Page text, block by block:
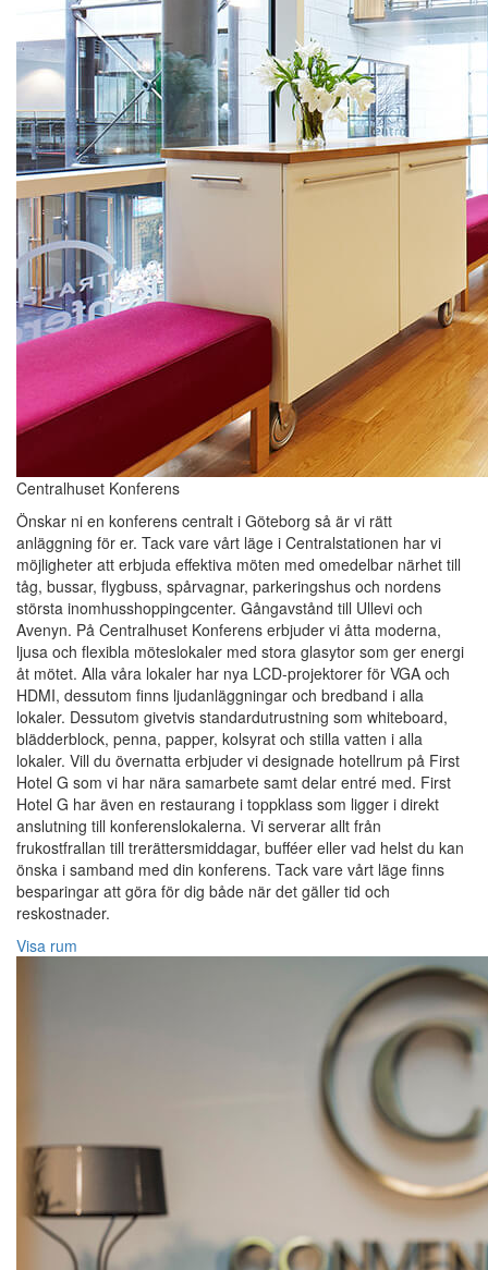
Centralhuset Konferens
Önskar ni en konferens centralt i Göteborg så är vi rätt
anläggning för er. Tack vare vårt läge i Centralstationen har vi
möjligheter att erbjuda effektiva möten med omedelbar närhet till
tåg, bussar, flygbuss, spårvagnar, parkeringshus och nordens
största inomhusshoppingcenter. Gångavstånd till Ullevi och
Avenyn. På Centralhuset Konferens erbjuder vi åtta moderna,
ljusa och flexibla möteslokaler med stora glasytor som ger energi
åt mötet. Alla våra lokaler har nya LCD-projektorer för VGA och
HDMI, dessutom finns ljudanläggningar och bredband i alla
lokaler. Dessutom givetvis standardutrustning som whiteboard,
blädderblock, penna, papper, kolsyrat och stilla vatten i alla
lokaler. Vill du övernatta erbjuder vi designade hotellrum på First
Hotel G som vi har nära samarbete samt delar entré med. First
Hotel G har även en restaurang i toppklass som ligger i direkt
anslutning till konferenslokalerna. Vi serverar allt från
frukostfrallan till trerättersmiddagar, bufféer eller vad helst du kan
önska i samband med din konferens. Tack vare vårt läge finns
besparingar att göra för dig både när det gäller tid och
reskostnader.
Visa rum